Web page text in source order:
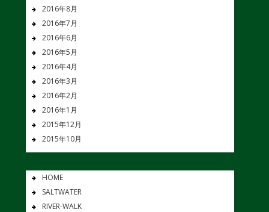
2016年8月
2016年7月
2016年6月
2016年5月
2016年4月
2016年3月
2016年2月
2016年1月
2015年12月
2015年10月
HOME
SALTWATER
RIVER-WALK